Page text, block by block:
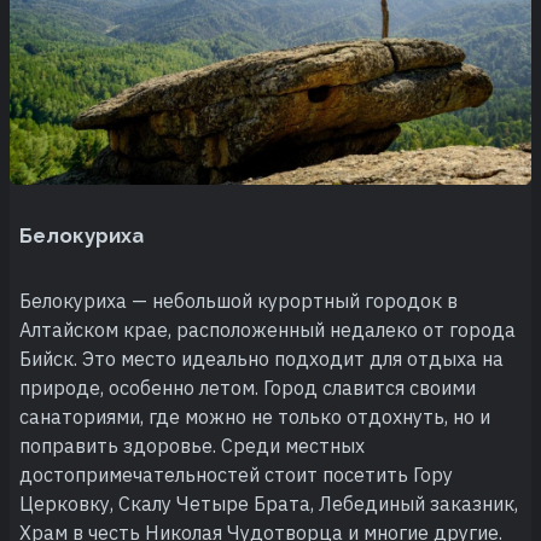
Белокуриха
Белокуриха — небольшой курортный городок в
Алтайском крае, расположенный недалеко от города
Бийск. Это место идеально подходит для отдыха на
природе, особенно летом. Город славится своими
санаториями, где можно не только отдохнуть, но и
поправить здоровье. Среди местных
достопримечательностей стоит посетить Гору
Церковку, Скалу Четыре Брата, Лебединый заказник,
Храм в честь Николая Чудотворца и многие другие.